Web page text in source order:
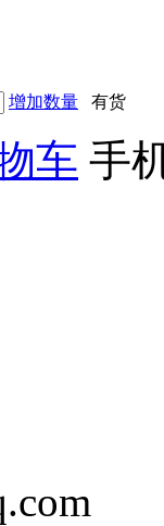
增加数量 有货
车 手